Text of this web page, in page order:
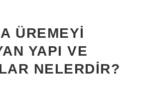
ÜREMEYI
YAPI VE
NELERDIR?